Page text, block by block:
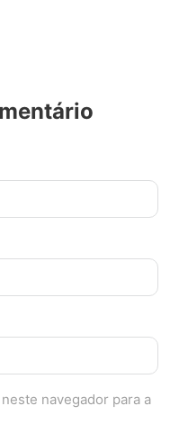
navegador para a